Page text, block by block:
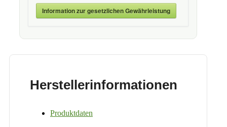
Information zur gesetzlichen Gewährleistung
Herstellerinformationen
Produktdaten